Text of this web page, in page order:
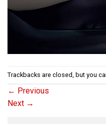
Trackbacks are closed, but you
← Previous
Next →